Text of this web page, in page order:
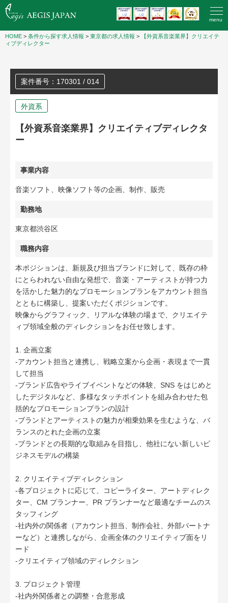
menu
HOME > 条件から探す求人情報 > 東京都の求人情報 >
【外資系音楽業界】クリエイテ
ィブディレクター
案件番号：170301 / 014
外資系
【外資系音楽業界】クリエイティブディレクタ
ー
事業内容
音楽ソフト、映像ソフト等の企画、制作、販売
勤務地
東京都渋谷区
職務内容
本ポジションは、新規及び担当ブランドに対して、既存の枠
にとらわれない自由な発想で、音楽・アーティストが持つ力
を活かした魅力的なプロモーションプランをアカウント担当
とともに構築し、提案いただくポジションです。
映像からグラフィック、リアルな体験の場まで、クリエイテ
ィブ領域全般のディレクションをお任せ致します。
1. 企画立案
-アカウント担当と連携し、戦略立案から企画・表現まで一貫
して担当
-ブランド広告やライブイベントなどの体験、SNS をはじめと
したデジタルなど、多様なタッチポイントを組み合わせた包
括的なプロモーションプランの設計
-ブランドとアーティストの魅力が相乗効果を生むような、バ
ランスのとれた企画の立案
-ブランドとの長期的な取組みを目指し、他社にない新しいビ
ジネスモデルの構築
2. クリエイティブディレクション
-各プロジェクトに応じて、コピーライター、アートディレク
ター、CM プランナー、PR プランナーなど最適なチームのス
タッフィング
-社内外の関係者（アカウント担当、制作会社、外部パートナ
ーなど）と連携しながら、企画全体のクリエイティブ面をリ
ード
-クリエイティブ領域のディレクション
3. プロジェクト管理
-社内外関係者との調整・合意形成